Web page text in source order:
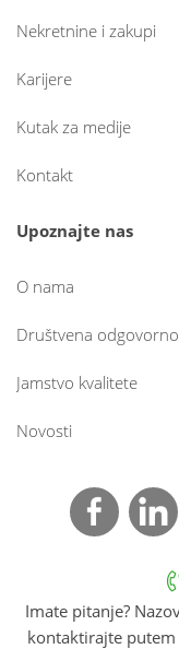
Nekretnine i zakupi
Karijere
Kutak za medije
Kontakt
Upoznajte nas
O nama
Društvena
Jamstvo kvalitete
Novosti
Imate pitanje?
kontaktirajte putem